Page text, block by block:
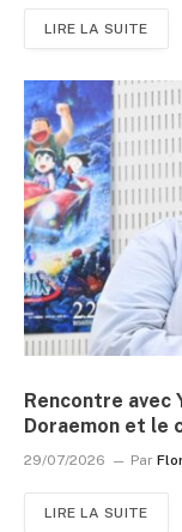
LIRE LA SUITE
Rencontre avec
Doraemon et le
29/07/2026 Par
LIRE LA SUITE